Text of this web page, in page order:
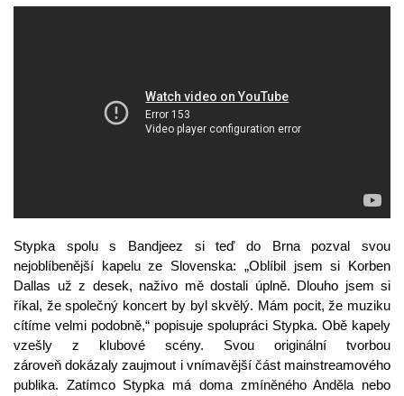
Stypka spolu s Bandjeez si teď do Brna pozval svou
nejoblíbenější kapelu ze Slovenska: „Oblíbil jsem si Korben
Dallas už z desek, naživo mě dostali úplně. Dlouho jsem si
říkal, že společný koncert by byl skvělý. Mám pocit, že muziku
cítíme velmi podobně,“ popisuje spolupráci Stypka. Obě kapely
vzešly z klubové scény. Svou originální tvorbou
zároveň dokázaly zaujmout i vnímavější část mainstreamového
publika. Zatímco Stypka má doma zmíněného Anděla nebo